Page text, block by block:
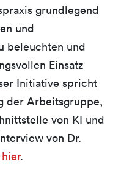
grundlegend
und
beleuchten und
Einsatz
Initiative spricht
der Arbeitsgruppe,
von KI und
von Dr.
hier.